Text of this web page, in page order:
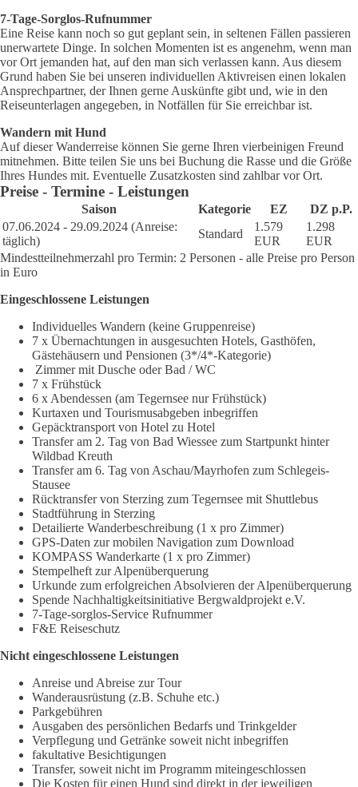
7-Tage-Sorglos-Rufnummer
Eine Reise kann noch so gut geplant sein, in seltenen Fällen passieren
unerwartete Dinge. In solchen Momenten ist es angenehm, wenn man
vor Ort jemanden hat, auf den man sich verlassen kann. Aus diesem
Grund haben Sie bei unseren individuellen Aktivreisen einen lokalen
Ansprechpartner, der Ihnen gerne Auskünfte gibt und, wie in den
Reiseunterlagen angegeben, in Notfällen für Sie erreichbar ist.
Wandern mit Hund
Auf dieser Wanderreise können Sie gerne Ihren vierbeinigen Freund
mitnehmen. Bitte teilen Sie uns bei Buchung die Rasse und die Größe
Ihres Hundes mit. Eventuelle Zusatzkosten sind zahlbar vor Ort.
Preise - Termine - Leistungen
Saison Kategorie EZ
DZ p.P.
07.06.2024 - 29.09.2024 (Anreise:
täglich)
Standard
1.579
EUR
1.298
EUR
Mindestteilnehmerzahl pro Termin: 2 Personen - alle Preise pro Person
in Euro
Eingeschlossene Leistungen
Individuelles Wandern (keine Gruppenreise)
7 x Übernachtungen in ausgesuchten Hotels, Gasthöfen,
Gästehäusern und Pensionen (3*/4*-Kategorie)
Zimmer mit Dusche oder Bad / WC
7 x Frühstück
6 x Abendessen (am Tegernsee nur Frühstück)
Kurtaxen und Tourismusabgeben inbegriffen
Gepäcktransport von Hotel zu Hotel
Transfer am 2. Tag von Bad Wiessee zum Startpunkt hinter
Wildbad Kreuth
Transfer am 6. Tag von Aschau/Mayrhofen zum Schlegeis-
Stausee
Rücktransfer von Sterzing zum Tegernsee mit Shuttlebus
Stadtführung in Sterzing
Detailierte Wanderbeschreibung (1 x pro Zimmer)
GPS-Daten zur mobilen Navigation zum Download
KOMPASS Wanderkarte (1 x pro Zimmer)
Stempelheft zur Alpenüberquerung
Urkunde zum erfolgreichen Absolvieren der Alpenüberquerung
Spende Nachhaltigkeitsinitiative Bergwaldprojekt e.V.
7-Tage-sorglos-Service Rufnummer
F&E Reiseschutz
Nicht eingeschlossene Leistungen
Anreise und Abreise zur Tour
Wanderausrüstung (z.B. Schuhe etc.)
Parkgebühren
Ausgaben des persönlichen Bedarfs und Trinkgelder
Verpflegung und Getränke soweit nicht inbegriffen
fakultative Besichtigungen
Transfer, soweit nicht im Programm miteingeschlossen
Die Kosten für einen Hund sind direkt in der jeweiligen